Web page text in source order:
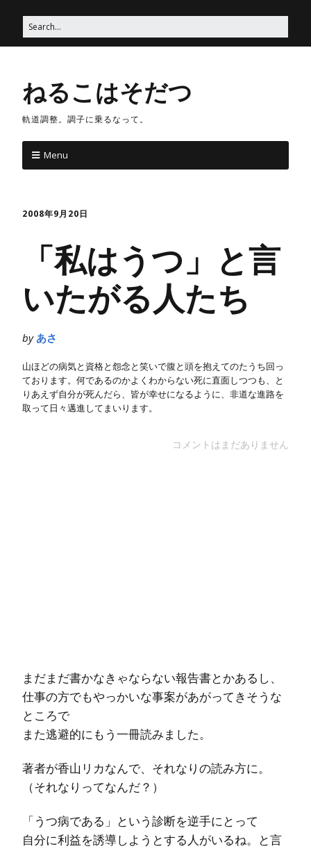
ねるこはそだつ
軌道調整。調子に乗るなって。
Menu
2008年9月20日
「私はうつ」と言
いたがる人たち
by あさ
山ほどの病気と資格と怨念と笑いで腹と頭を抱えてのたうち回っ
ております。何であるのかよくわからない死に直面しつつも、と
りあえず自分が死んだら、皆が幸せになるように、非道な進路を
取って日々邁進してまいります。
コメントはまだありません
まだまだ書かなきゃならない報告書とかあるし、
仕事の方でもやっかいな事案があがってきそうな
ところで
また逃避的にもう一冊読みました。
著者が香山リカなんで、それなりの読み方に。
（それなりってなんだ？）
「うつ病である」という診断を逆手にとって
自分に利益を誘導しようとする人がいるね。と言